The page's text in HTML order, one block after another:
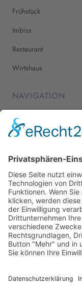
Frühstück
Imbiss
Restaurant
Wirtshaus
NAVIGATION
Home
Essen & Trinken
Shopping
Stadtleben
Veranstaltungen
Shop
Über Mich
Impressum